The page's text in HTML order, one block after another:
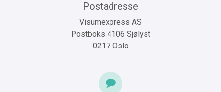
Postadresse
Visumexpress AS
Postboks 4106 Sjølyst
0217 Oslo